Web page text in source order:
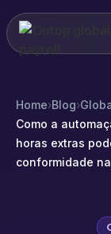
Home›Blog›
Como a
horas extras
conformidade